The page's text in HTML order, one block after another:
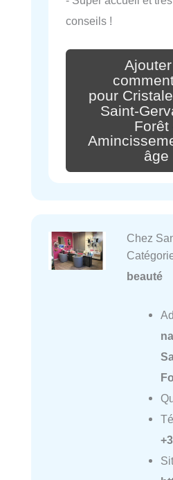
conseils !
pour
Saint-
Forêt
âge
Chez
beauté